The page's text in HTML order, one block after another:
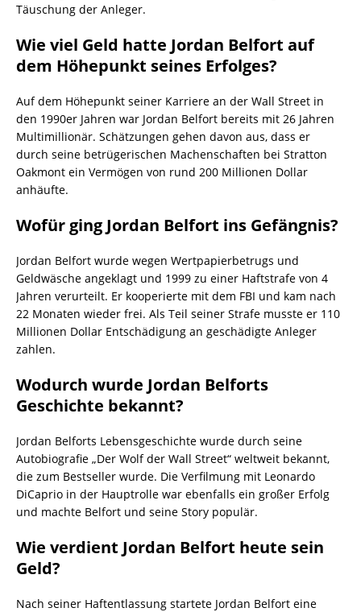
Täuschung der Anleger.
Wie viel Geld hatte Jordan Belfort auf
dem Höhepunkt seines Erfolges?
Auf dem Höhepunkt seiner Karriere an der Wall Street in
den 1990er Jahren war Jordan Belfort bereits mit 26 Jahren
Multimillionär. Schätzungen gehen davon aus, dass er
durch seine betrügerischen Machenschaften bei Stratton
Oakmont ein Vermögen von rund 200 Millionen Dollar
anhäufte.
Wofür ging Jordan Belfort ins Gefängnis?
Jordan Belfort wurde wegen Wertpapierbetrugs und
Geldwäsche angeklagt und 1999 zu einer Haftstrafe von 4
Jahren verurteilt. Er kooperierte mit dem FBI und kam nach
22 Monaten wieder frei. Als Teil seiner Strafe musste er 110
Millionen Dollar Entschädigung an geschädigte Anleger
zahlen.
Wodurch wurde Jordan Belforts
Geschichte bekannt?
Jordan Belforts Lebensgeschichte wurde durch seine
Autobiografie „Der Wolf der Wall Street“ weltweit bekannt,
die zum Bestseller wurde. Die Verfilmung mit Leonardo
DiCaprio in der Hauptrolle war ebenfalls ein großer Erfolg
und machte Belfort und seine Story populär.
Wie verdient Jordan Belfort heute sein
Geld?
Nach seiner Haftentlassung startete Jordan Belfort eine